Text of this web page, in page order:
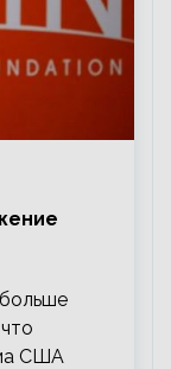
США